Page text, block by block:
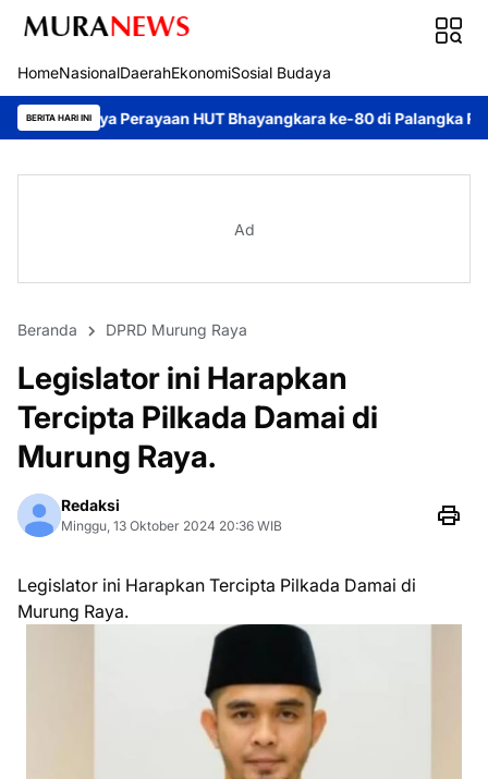
HomeNasionalDaerahEkonomiSosial Budaya
BERITA HARI INI
HUT Bhayangkara ke-80 di Palangka Raya Mendorong
Ad
Beranda DPRD Murung Raya
Legislator ini Harapkan
Tercipta Pilkada Damai di
Murung Raya.
Redaksi
Minggu, 13 Oktober 2024 20:36 WIB
Legislator ini Harapkan Tercipta Pilkada Damai di
Murung Raya.